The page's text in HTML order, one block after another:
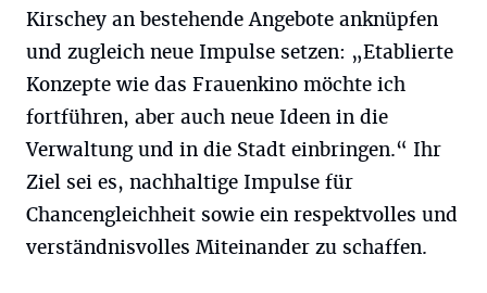
Kirschey an bestehende Angebote anknüpfen
und zugleich neue Impulse setzen: „Etablierte
Konzepte wie das Frauenkino möchte ich
fortführen, aber auch neue Ideen in die
Verwaltung und in die Stadt einbringen.“ Ihr
Ziel sei es, nachhaltige Impulse für
Chancengleichheit sowie ein respektvolles und
verständnisvolles Miteinander zu schaffen.